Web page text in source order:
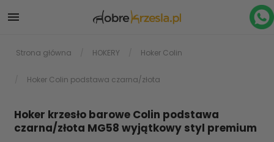

Strona główna HOKERY Hoker Colin
Hoker Colin podstawa czarna/złota
Hoker krzesło barowe Colin podstawa
czarna/złota MG58 wyjątkowy styl premium